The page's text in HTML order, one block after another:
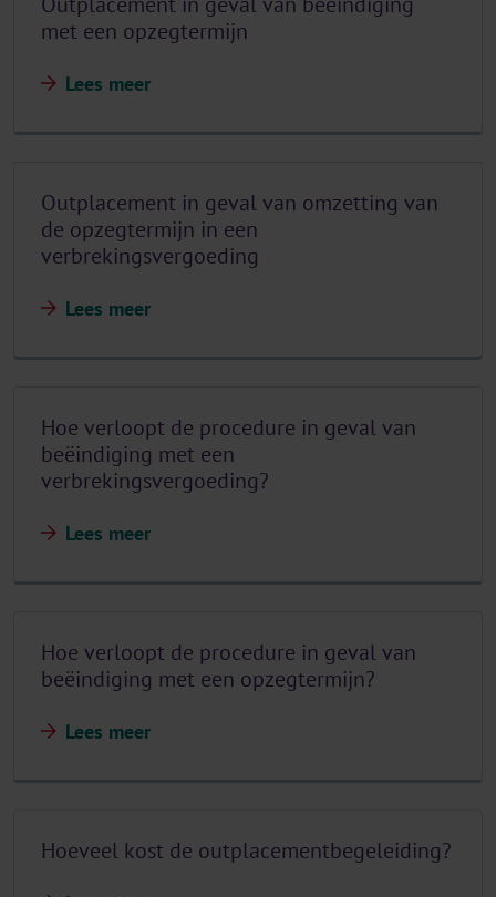
met een opzegtermijn
Lees meer
Outplacement in geval van omzetting van
de opzegtermijn in een
verbrekingsvergoeding
Lees meer
Hoe verloopt de procedure in geval van
beëindiging met een
verbrekingsvergoeding?
Lees meer
Hoe verloopt de procedure in geval van
beëindiging met een opzegtermijn?
Lees meer
Hoeveel kost de outplacementbegeleiding?